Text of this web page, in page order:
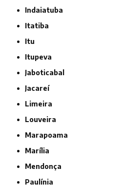
Indaiatuba
Itatiba
Itu
Itupeva
Jaboticabal
Jacareí
Limeira
Louveira
Marapoama
Marília
Mendonça
Paulínia